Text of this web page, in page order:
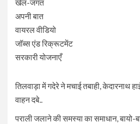
खेल-जगत
अपनी बात
वायरल वीडियो
जॉब्स एंड रिक्रूटमेंट
सरकारी योजनाएँ
तिलवाड़ा में गदेरे ने मचाई तबाही, केदारनाथ
वाहन दबे..
पराली जलाने की समस्या का समाधान,